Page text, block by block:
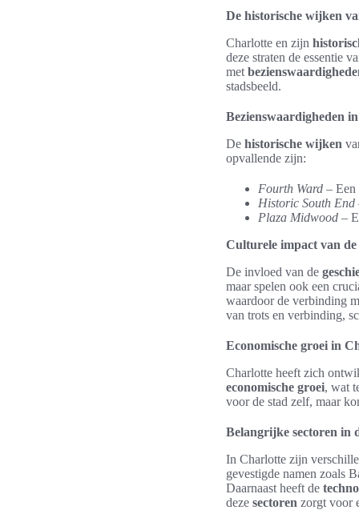
De historische wijken
Charlotte en zijn
deze straten de essentie
met
stadsbeeld.
Bezienswaardigheden
De historische wijken
opvallende zijn:
Fourth Ward – Een
Historic South End
Plaza Midwood –
Culturele impact van de
De invloed van de
maar spelen ook een
waardoor de verbinding
van trots en verbinding,
Economische groei in
Charlotte heeft zich
economische groei, wat
voor de stad zelf, maar
Belangrijke sectoren in
In Charlotte zijn
gevestigde namen zoals
Daarnaast heeft de
deze sectoren zorgt voor